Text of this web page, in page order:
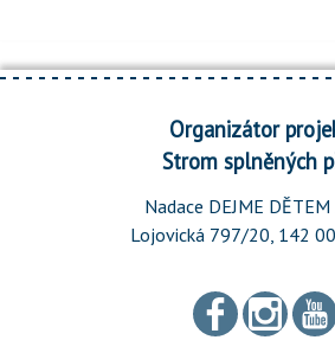
Organizátor
Strom splněných
Nadace DEJME DĚTEM
Lojovická 797/20, 142